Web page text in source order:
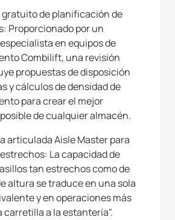
gratuito de planificación de
Proporcionado por un
en equipos de
Combilift, una revisión
propuestas de disposición
y cálculos de densidad de
para crear el mejor
de cualquier almacén.
articulada Aisle Master para
La capacidad de
tan estrechos como de
altura se traduce en una sola
y en operaciones más
carretilla a la estantería".